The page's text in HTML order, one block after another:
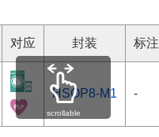
对应 封装 标注
HSOP8-M1 -
scrollable